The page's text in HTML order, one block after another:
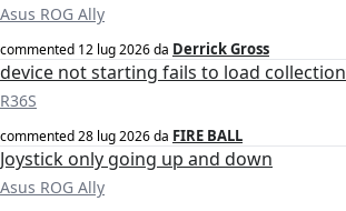
Asus ROG Ally
commented 12 lug 2026da Derrick Gross
device not starting fails to load collection
R36S
commented28 lug 2026da FIRE BALL
Joystick only going up and down
Asus ROG Ally